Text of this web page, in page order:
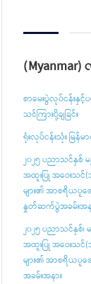
စာမေးပွဲလုပ်ငန်း
သင်ကြားပို့ချခြင်း
ရုံးလုပ်ငန်းသုံး မြန်မ
၂၀၂၅ ပညာသင်နှ
အထူးပြု အဝေးသင်(
များ၏ အာစရိယပူ
နှုတ်ဆက်ပွဲအခမ်းအန
၂၀၂၅ ပညာသင်နှစ်
အထူးပြု အဝေးသင်(
များ၏ အာစရိယပူ‌
အခမ်းအနား